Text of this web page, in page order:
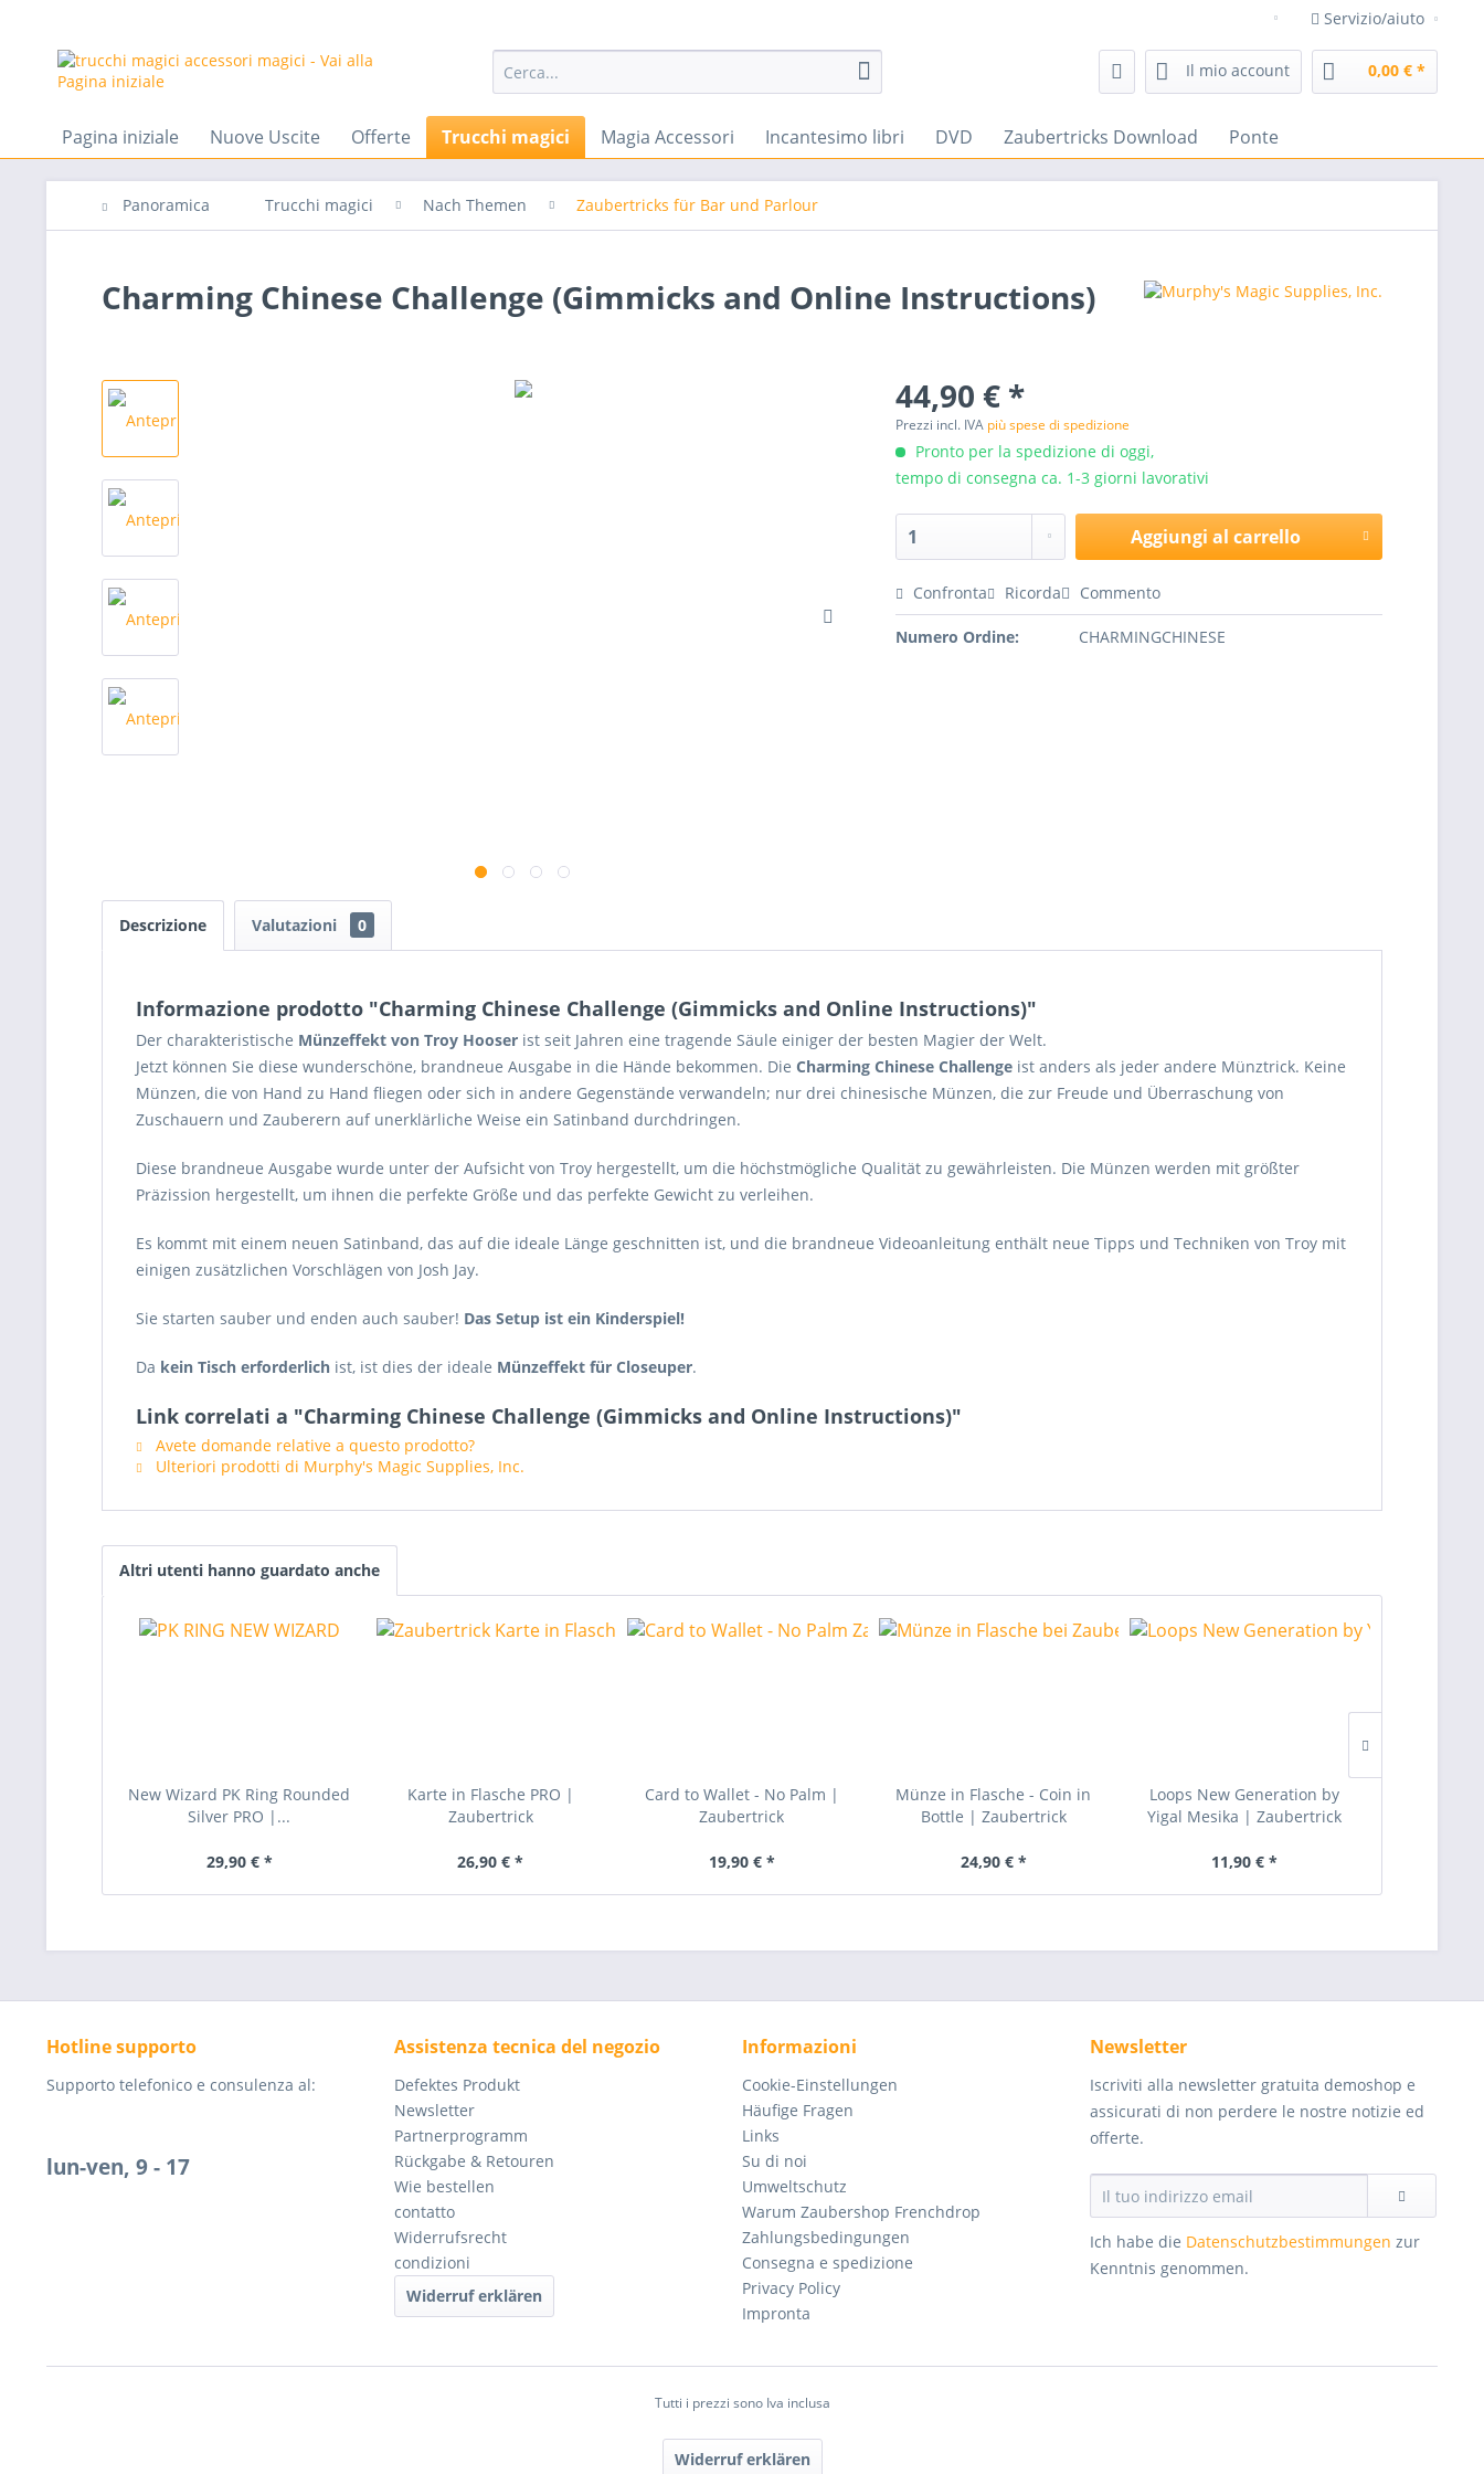
negozio di magia
Servizio/aiuto
Il mio account 0,00 € *
Pagina iniziale Nuove Uscite Offerte Trucchi magici Magia Accessori Incantesimo libri DVD Zaubertricks Download Ponte
Panoramica Trucchi magici Nach Themen Zaubertricks für Bar und Parlour
Charming Chinese Challenge (Gimmicks and Online Instructions)
44,90 € *
Prezzi incl. IVA più spese di spedizione
Pronto per la spedizione di oggi,
tempo di consegna ca. 1-3 giorni lavorativi
Aggiungi al carrello
Confronta Ricorda Commento
Numero Ordine: CHARMINGCHINESE
Descrizione Valutazioni 0
Informazione prodotto "Charming Chinese Challenge (Gimmicks and Online Instructions)"
Der charakteristische Münzeffekt von Troy Hooser ist seit Jahren eine tragende Säule einiger der besten Magier der Welt.
Jetzt können Sie diese wunderschöne, brandneue Ausgabe in die Hände bekommen. Die Charming Chinese Challenge ist anders als jeder andere Münztrick. Keine
Münzen, die von Hand zu Hand fliegen oder sich in andere Gegenstände verwandeln; nur drei chinesische Münzen, die zur Freude und Überraschung von
Zuschauern und Zauberern auf unerklärliche Weise ein Satinband durchdringen.
Diese brandneue Ausgabe wurde unter der Aufsicht von Troy hergestellt, um die höchstmögliche Qualität zu gewährleisten. Die Münzen werden mit größter
Präzission hergestellt, um ihnen die perfekte Größe und das perfekte Gewicht zu verleihen.
Es kommt mit einem neuen Satinband, das auf die ideale Länge geschnitten ist, und die brandneue Videoanleitung enthält neue Tipps und Techniken von Troy mit
einigen zusätzlichen Vorschlägen von Josh Jay.
Sie starten sauber und enden auch sauber! Das Setup ist ein Kinderspiel!
Da kein Tisch erforderlich ist, ist dies der ideale Münzeffekt für Closeuper.
Link correlati a "Charming Chinese Challenge (Gimmicks and Online Instructions)"
Avete domande relative a questo prodotto?
Ulteriori prodotti di Murphy's Magic Supplies, Inc.
Altri utenti hanno guardato anche
New Wizard PK Ring Rounded
Silver PRO |...
29,90 € *
Karte in Flasche PRO |
Zaubertrick
26,90 € *
Card to Wallet - No Palm |
Zaubertrick
19,90 € *
Münze in Flasche - Coin in
Bottle | Zaubertrick
24,90 € *
Loops New Generation by
Yigal Mesika | Zaubertrick
11,90 € *
Hotline supporto
Supporto telefonico e consulenza al:
lun-ven, 9 - 17
Assistenza tecnica del negozio
Defektes Produkt
Newsletter
Partnerprogramm
Rückgabe & Retouren
Wie bestellen
contatto
Widerrufsrecht
condizioni
Widerruf erklären
Informazioni
Cookie-Einstellungen
Häufige Fragen
Links
Su di noi
Umweltschutz
Warum Zaubershop Frenchdrop
Zahlungsbedingungen
Consegna e spedizione
Privacy Policy
Impronta
Newsletter
Iscriviti alla newsletter gratuita demoshop e
assicurati di non perdere le nostre notizie ed
offerte.
Ich habe die Datenschutzbestimmungen zur
Kenntnis genommen.
Tutti i prezzi sono Iva inclusa
Widerruf erklären